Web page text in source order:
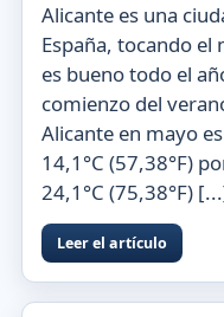
Alicante es una
España, tocando
es bueno todo el
comienzo del
Alicante en mayo
14,1°C (57,38°F)
24,1°C (75,38°F)
Leer el artículo